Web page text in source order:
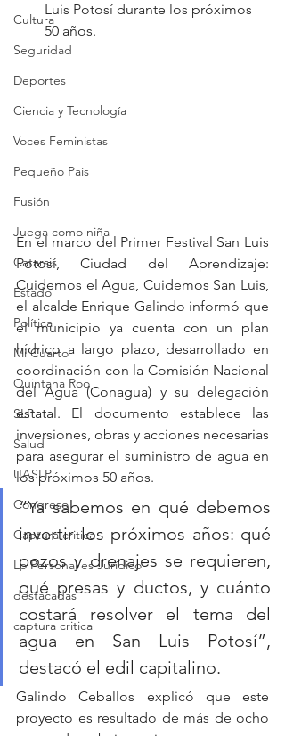
Cultura
Seguridad
Deportes
Ciencia y Tecnología
Voces Feministas
Pequeño País
Fusión
Juega como niña
Catarsis
Estado
Política
Mi Cuarto
Quintana Roo
SLP
Salud
UASLP
Congreso
Captura critica
Lo Personal es Jurídico
destacadas
captura critica
Luis Potosí durante los próximos
50 años.
En el marco del Primer Festival San Luis
Potosí, Ciudad del Aprendizaje:
Cuidemos el Agua, Cuidemos San Luis,
el alcalde Enrique Galindo informó que
el municipio ya cuenta con un plan
hídrico a largo plazo, desarrollado en
coordinación con la Comisión Nacional
del Agua (Conagua) y su delegación
estatal. El documento establece las
inversiones, obras y acciones necesarias
para asegurar el suministro de agua en
los próximos 50 años.
“Ya sabemos en qué debemos
invertir los próximos años: qué
pozos y drenajes se requieren,
qué presas y ductos, y cuánto
costará resolver el tema del
agua en San Luis Potosí”,
destacó el edil capitalino.
Galindo Ceballos explicó que este
proyecto es resultado de más de ocho